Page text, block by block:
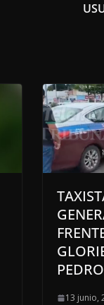
PEDRO
13 junio,